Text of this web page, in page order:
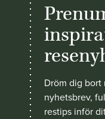
Dröm dig bort
nyhetsbrev,
restips inför